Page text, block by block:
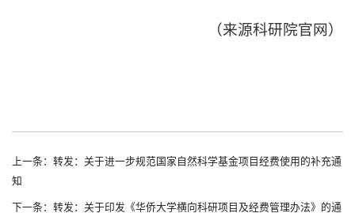
（来源科研院官网）
上一条：转发：关于进一步规范国家自然科学基金项目经费使用的补充通
知
下一条：转发：关于印发《华侨大学横向科研项目及经费管理办法》的通